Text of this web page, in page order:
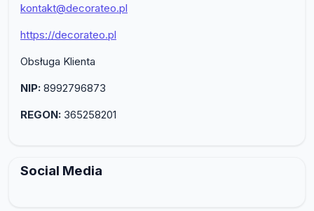
kontakt@decorateo.pl
https://decorateo.pl
Obsługa Klienta
NIP: 8992796873
REGON: 365258201
Social Media